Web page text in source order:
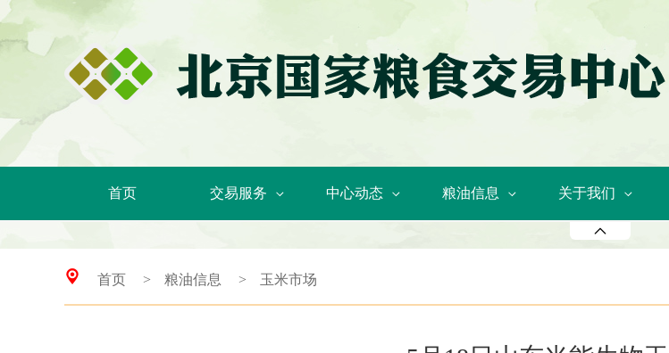
首页 交易服务 中心动态 粮油信息 关于我们
首页 > 粮油信息 > 玉米市场